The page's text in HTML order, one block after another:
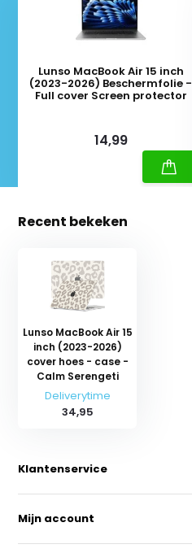
Lunso MacBook Air 15 inch
(2023-2026) Beschermfolie -
Full cover Screen protector
14,99
Recent bekeken
Lunso MacBook Air 15
inch (2023-2026)
cover hoes - case -
Calm Serengeti
Deliverytime
34,95
Klantenservice
Mijn account